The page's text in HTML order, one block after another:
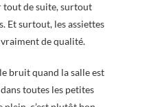
de suite, surtout
Et surtout, les assiettes
de qualité.
bruit quand la salle est
toutes les petites